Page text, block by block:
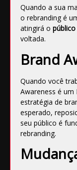
Quando a sua
o rebranding é
atingirá o
voltada.
Brand
Quando você
Awareness é um
estratégia de
esperado,
seu público é
rebranding.